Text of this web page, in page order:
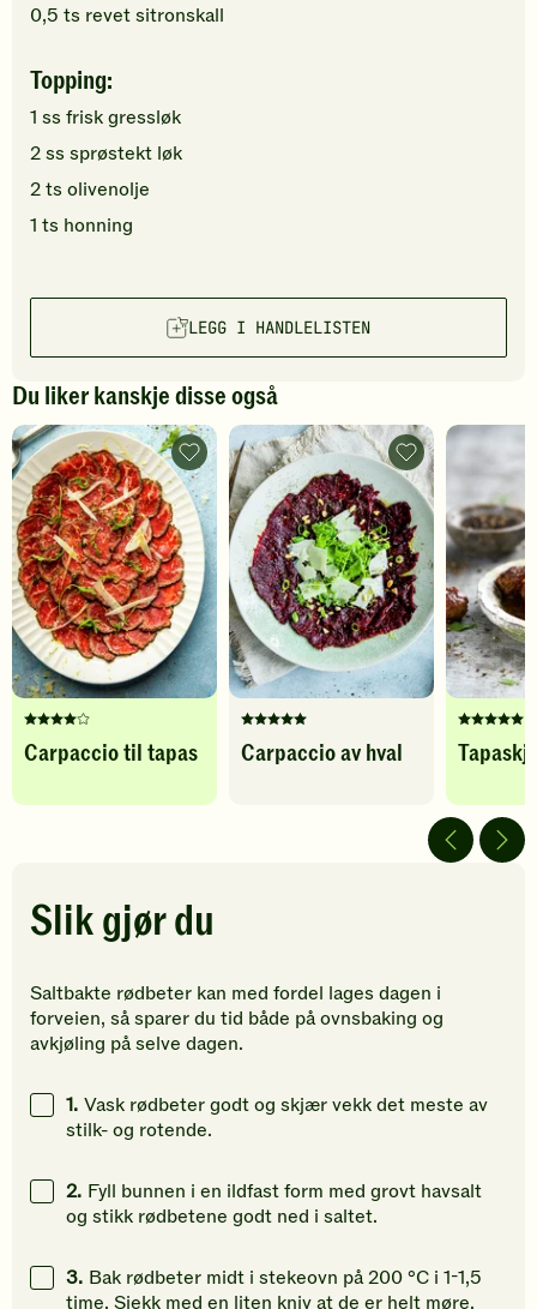
0,5 ts revet sitronskall
Topping:
1 ss frisk gressløk
2ss sprøstekt løk
2ts olivenolje
1 ts honning
LEGG I HANDLELISTEN
Du liker kanskje disse også
Denne
oppskriften
fått
stjerner.
Klikk
gi
din
vurdering.
Carpaccio til tapas
Carpaccio
til
tapas
-
legg
favoritter
Denne
oppskriften
gi
din
vurdering.
Carpaccio av hval
Carpaccio
av
hval
-
legg
til
favoritter
Denne
fått
5
av
Slik gjør du
Saltbakte rødbeter kan med fordel lages dagen i
forveien, så sparer du tid både på ovnsbaking og
avkjøling på selve dagen.
1. Vask rødbeter godt og skjær vekk det meste av
stilk- og rotende.
2. Fyll bunnen i en ildfast form med grovt havsalt
og stikk rødbetene godt ned i saltet.
3. Bak rødbeter midt i stekeovn på 200 °C i 1-1,5
time. Sjekk med en liten kniv at de er helt møre.